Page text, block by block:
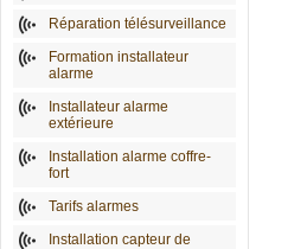
Réparation télésurveillance
Formation installateur
alarme
Installateur alarme
extérieure
Installation alarme coffre-
fort
Tarifs alarmes
Installation capteur de